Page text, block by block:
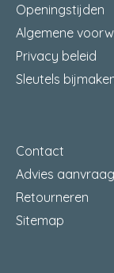
Openingstijden
Algemene
Privacy beleid
Sleutels
Contact
Advies aanvraag
Retourneren
Sitemap